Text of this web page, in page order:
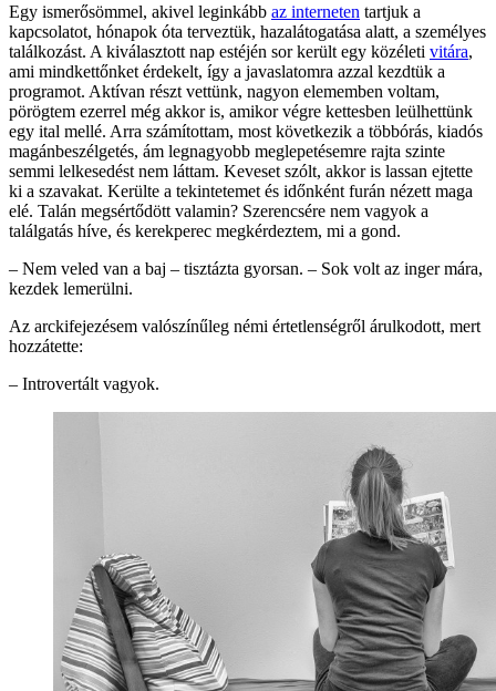
Egy ismerősömmel, akivel leginkább az interneten tartjuk a
kapcsolatot, hónapok óta terveztük, hazalátogatása alatt, a személyes
találkozást. A kiválasztott nap estéjén sor került egy közéleti vitára,
ami mindkettőnket érdekelt, így a javaslatomra azzal kezdtük a
programot. Aktívan részt vettünk, nagyon elememben voltam,
pörögtem ezerrel még akkor is, amikor végre kettesben leülhettünk
egy ital mellé. Arra számítottam, most következik a többórás, kiadós
magánbeszélgetés, ám legnagyobb meglepetésemre rajta szinte
semmi lelkesedést nem láttam. Keveset szólt, akkor is lassan ejtette
ki a szavakat. Kerülte a tekintetemet és időnként furán nézett maga
elé. Talán megsértődött valamin? Szerencsére nem vagyok a
találgatás híve, és kerekperec megkérdeztem, mi a gond.
– Nem veled van a baj – tisztázta gyorsan. – Sok volt az inger mára,
kezdek lemerülni.
Az arckifejezésem valószínűleg némi értetlenségről árulkodott, mert
hozzátette:
– Introvertált vagyok.